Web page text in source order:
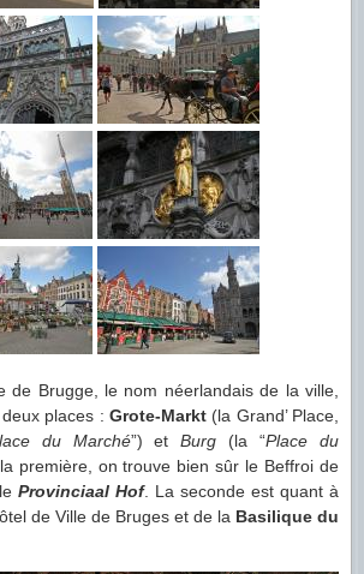
de Brugge, le nom néerlandais de la ville,
places : Grote-Markt (la Grand’ Place,
du Marché”) etBurg (la “Place du
première, on trouve bien sûr le Beffroi de
Provinciaal Hof. La seconde est quant à
de Ville de Bruges et de la Basilique du